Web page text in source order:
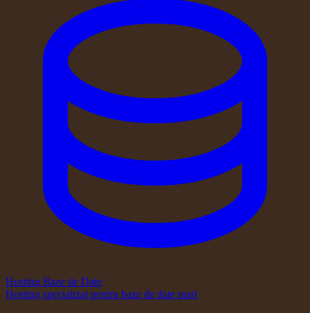
Hosting Baze de Date
Hosting specializat pentru baze de date mari